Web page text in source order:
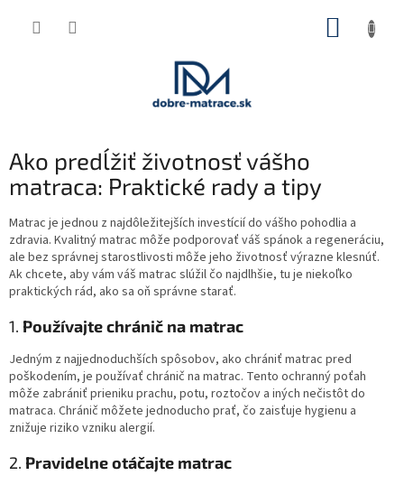
Ako predĺžiť životnosť vášho
matraca: Praktické rady a tipy
Matrac je jednou z najdôležitejších investícií do vášho pohodlia a
zdravia. Kvalitný matrac môže podporovať váš spánok a regeneráciu,
ale bez správnej starostlivosti môže jeho životnosť výrazne klesnúť.
Ak chcete, aby vám váš matrac slúžil čo najdlhšie, tu je niekoľko
praktických rád, ako sa oň správne starať.
1. Používajte chránič na matrac
Jedným z najjednoduchších spôsobov, ako chrániť matrac pred
poškodením, je používať chránič na matrac. Tento ochranný poťah
môže zabrániť prieniku prachu, potu, roztočov a iných nečistôt do
matraca. Chránič môžete jednoducho prať, čo zaisťuje hygienu a
znižuje riziko vzniku alergií.
2. Pravidelne otáčajte matrac